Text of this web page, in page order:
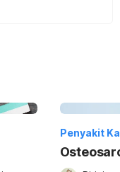
Penyakit